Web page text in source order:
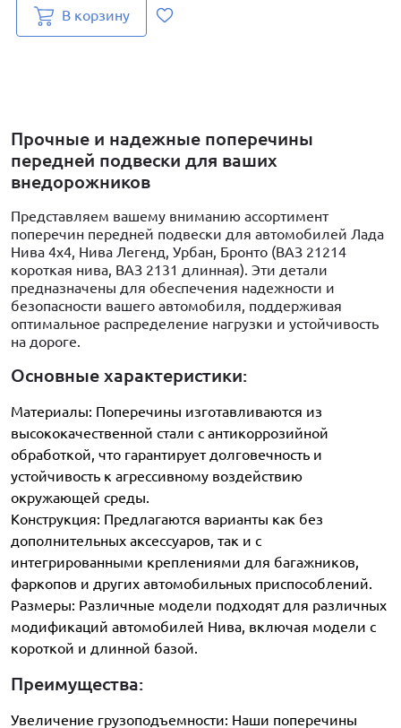
В корзину
Прочные и надежные поперечины
передней подвески для ваших
внедорожников
Представляем вашему вниманию ассортимент
поперечин передней подвески для автомобилей Лада
Нива 4x4, Нива Легенд, Урбан, Бронто (ВАЗ 21214
короткая нива, ВАЗ 2131 длинная). Эти детали
предназначены для обеспечения надежности и
безопасности вашего автомобиля, поддерживая
оптимальное распределение нагрузки и устойчивость
на дороге.
Основные характеристики:
Материалы: Поперечины изготавливаются из
высококачественной стали с антикоррозийной
обработкой, что гарантирует долговечность и
устойчивость к агрессивному воздействию
окружающей среды.
Конструкция: Предлагаются варианты как без
дополнительных аксессуаров, так и с
интегрированными креплениями для багажников,
фаркопов и других автомобильных приспособлений.
Размеры: Различные модели подходят для различных
модификаций автомобилей Нива, включая модели с
короткой и длинной базой.
Преимущества:
Увеличение грузоподъемности: Наши поперечины